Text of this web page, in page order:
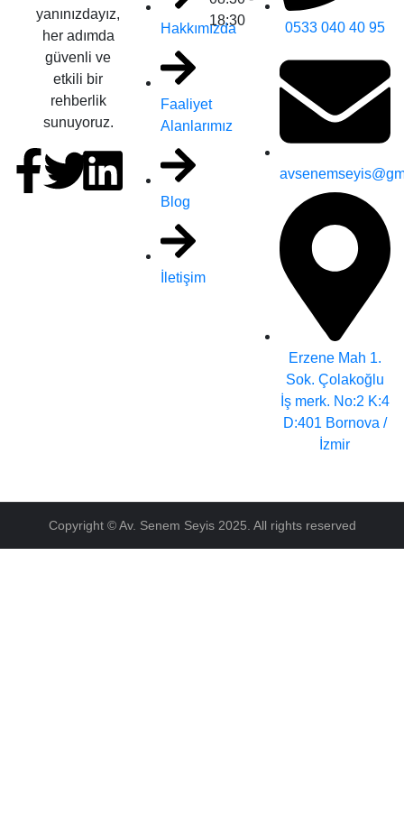
yanınızdayız,
her adımda
güvenli ve
etkili bir
rehberlik
sunuyoruz.
Hakkımızda
Faaliyet
Alanlarımız
Blog
İletişim
18:30
0533 040 40 95
Erzene Mah 1.
Sok. Çolakoğlu
İş merk. No:2 K:4
D:401 Bornova /
İzmir
Copyright © Av. Senem Seyis 2025. All rights reserved